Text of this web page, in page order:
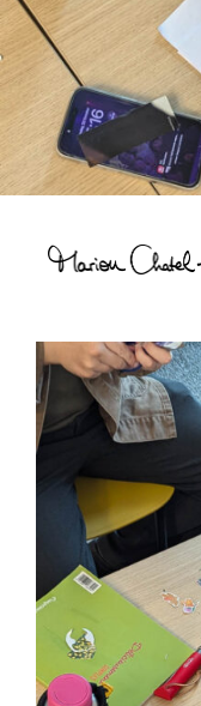
Artiste
Collaborations
Direction
Références
Podcasts